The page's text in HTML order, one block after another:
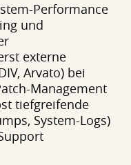
Performance
und
externe
Arvato) bei
Management
tiefgreifende
System-Logs)